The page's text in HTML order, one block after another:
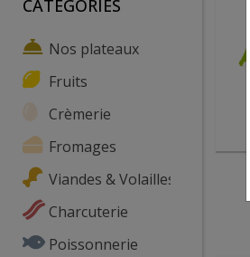
CATEGORIES
Nos plateaux
Fruits
Crèmerie
Fromages
Viandes & Volailles
Charcuterie
Poissonnerie